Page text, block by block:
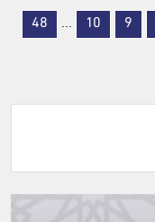
9
10
...
48